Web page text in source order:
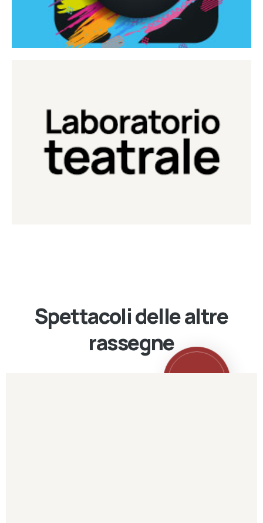
Laboratorio Teatrale
Laboratorio di teatro del Teatro Eduardo de Filippo
Continua
Spettacoli delle altre
rassegne